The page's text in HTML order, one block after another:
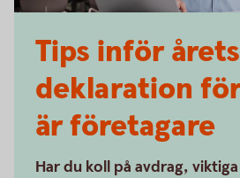
Tips inför årets
deklaration
är företagare
Har du koll på avdrag,